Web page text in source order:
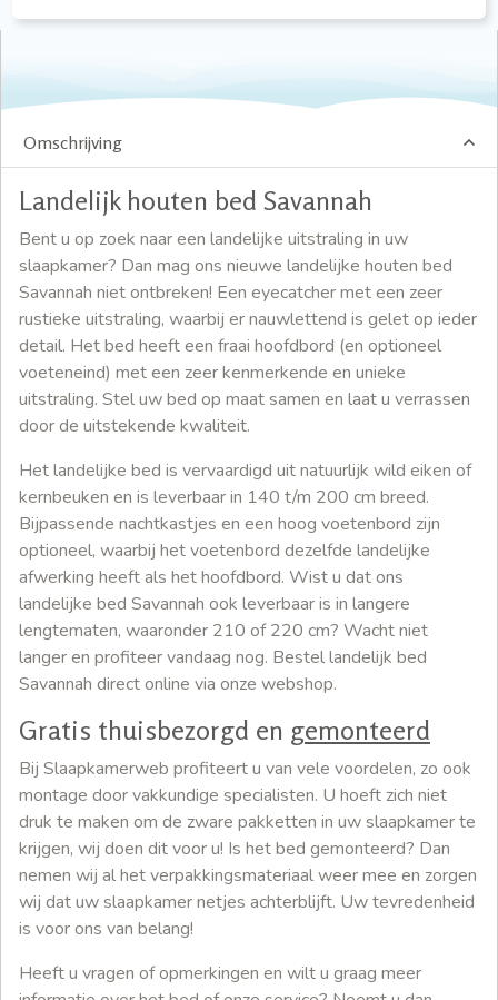
Omschrijving
Landelijk houten bed Savannah
Bent u op zoek naar een landelijke uitstraling in uw
slaapkamer? Dan mag ons nieuwe landelijke houten bed
Savannah niet ontbreken! Een eyecatcher met een zeer
rustieke uitstraling, waarbij er nauwlettend is gelet op ieder
detail. Het bed heeft een fraai hoofdbord (en optioneel
voeteneind) met een zeer kenmerkende en unieke
uitstraling. Stel uw bed op maat samen en laat u verrassen
door de uitstekende kwaliteit.
Het landelijke bed is vervaardigd uit natuurlijk wild eiken of
kernbeuken en is leverbaar in 140 t/m 200 cm breed.
Bijpassende nachtkastjes en een hoog voetenbord zijn
optioneel, waarbij het voetenbord dezelfde landelijke
afwerking heeft als het hoofdbord. Wist u dat ons
landelijke bed Savannah ook leverbaar is in langere
lengtematen, waaronder 210 of 220 cm? Wacht niet
langer en profiteer vandaag nog. Bestel landelijk bed
Savannah direct online via onze webshop.
Gratis thuisbezorgd en gemonteerd
Bij Slaapkamerweb profiteert u van vele voordelen, zo ook
montage door vakkundige specialisten. U hoeft zich niet
druk te maken om de zware pakketten in uw slaapkamer te
krijgen, wij doen dit voor u! Is het bed gemonteerd? Dan
nemen wij al het verpakkingsmateriaal weer mee en zorgen
wij dat uw slaapkamer netjes achterblijft. Uw tevredenheid
is voor ons van belang!
Heeft u vragen of opmerkingen en wilt u graag meer